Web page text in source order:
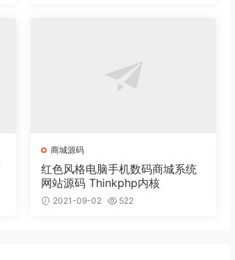
商城源码
红色风格电脑手机数码商城系统
网站源码 Thinkphp内核
2021-09-02 522